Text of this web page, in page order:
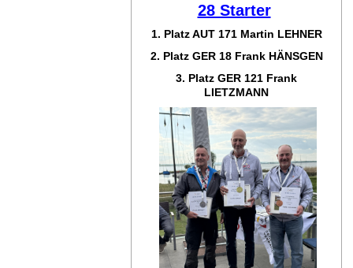
28 Starter
1. Platz AUT 171 Martin LEHNER
2. Platz GER 18 Frank HÄNSGEN
3. Platz GER 121 Frank
LIETZMANN